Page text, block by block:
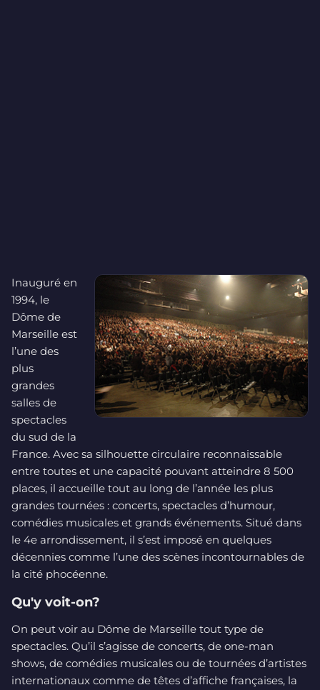
Inauguré en
1994, le
Dôme de
Marseille est
l’une des
plus
grandes
salles de
spectacles
du sud de la
France. Avec sa silhouette circulaire reconnaissable
entre toutes et une capacité pouvant atteindre 8 500
places, il accueille tout au long de l’année les plus
grandes tournées : concerts, spectacles d’humour,
comédies musicales et grands événements. Situé dans
le 4e arrondissement, il s’est imposé en quelques
décennies comme l’une des scènes incontournables de
la cité phocéenne.
Qu'y voit-on?
On peut voir au Dôme de Marseille tout type de
spectacles. Qu’il s’agisse de concerts, de one-man
shows, de comédies musicales ou de tournées d’artistes
internationaux comme de têtes d’affiche françaises, la